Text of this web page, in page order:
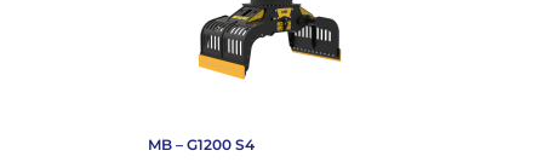
MB – G1200 S4